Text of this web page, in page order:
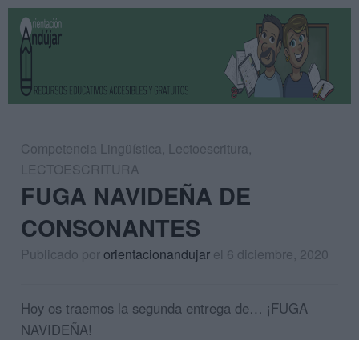
Competencia Lingüística, Lectoescritura,
LECTOESCRITURA
FUGA NAVIDEÑA DE
CONSONANTES
Publicado pororientacionandujar el 6 diciembre, 2020
Hoy os traemos la segunda entrega de… ¡FUGA
NAVIDEÑA!